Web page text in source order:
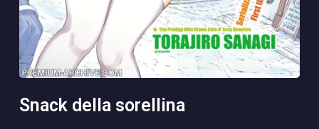
snack della sorellina